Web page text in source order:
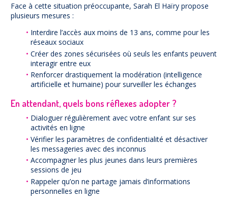
Face à cette situation préoccupante, Sarah El Haïry propose
plusieurs mesures :
Interdire l’accès aux moins de 13 ans, comme pour les
réseaux sociaux
Créer des zones sécurisées où seuls les enfants peuvent
interagir entre eux
Renforcer drastiquement la modération (intelligence
artificielle et humaine) pour surveiller les échanges
En attendant, quels bons réflexes adopter ?
Dialoguer régulièrement avec votre enfant sur ses
activités en ligne
Vérifier les paramètres de confidentialité et désactiver
les messageries avec des inconnus
Accompagner les plus jeunes dans leurs premières
sessions de jeu
Rappeler qu’on ne partage jamais d’informations
personnelles en ligne